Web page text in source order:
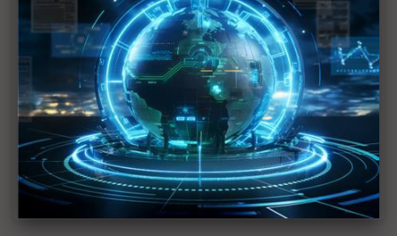
科技1分鐘：TCL科技集團（TCL Technology）
從機器人到顯示技術 聯想等中企抱團集結CES 2026
TCL爆「假技術」爭議 RGB Mini LED遭爆未採R晶
片
SDC展無折痕面板 Galaxy Z Fold 8、折疊iPhone隊
友升級